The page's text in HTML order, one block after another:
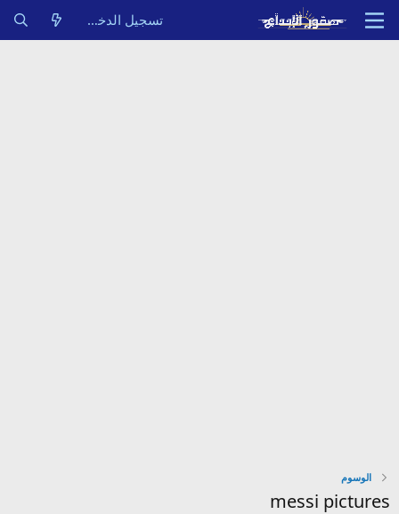
تسجيل الدخول
الوسوم
messi pictures